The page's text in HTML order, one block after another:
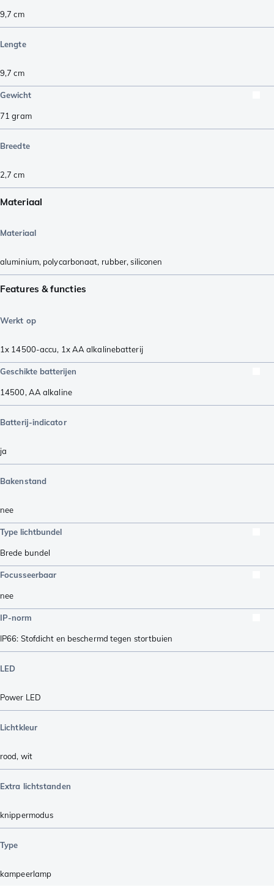
9,7 cm
Lengte
9,7 cm
Gewicht
71 gram
Breedte
2,7 cm
Materiaal
Materiaal
aluminium, polycarbonaat, rubber,siliconen
Features & functies
Werkt op
1x 14500-accu, 1x AA alkalinebatterij
Geschikte batterijen
14500, AA alkaline
Batterij-indicator
ja
Bakenstand
nee
Type lichtbundel
Brede bundel
Focusseerbaar
nee
IP-norm
IP66: Stofdicht en beschermd tegen stortbuien
LED
Power LED
Lichtkleur
rood, wit
Extra lichtstanden
knippermodus
Type
kampeerlamp